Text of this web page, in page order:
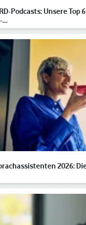
Podcasts: Unsere Top
…
2026: